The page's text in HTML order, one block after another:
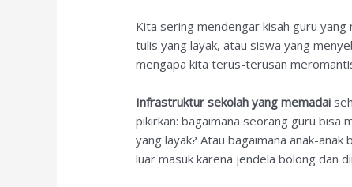
Kita sering mendengar kisah guru
tulis yang layak, atau siswa yang
mengapa kita terus-terusan
Infrastruktur sekolah yang memadai
pikirkan: bagaimana seorang guru bisa
yang layak? Atau bagaimana anak-
luar masuk karena jendela bolong dan